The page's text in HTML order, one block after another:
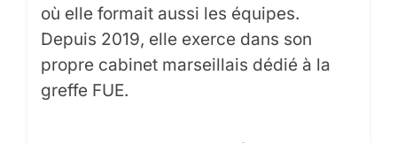
où elle formait aussi les équipes.
Depuis 2019, elle exerce dans son
propre cabinet marseillais dédié à la
greffe FUE.